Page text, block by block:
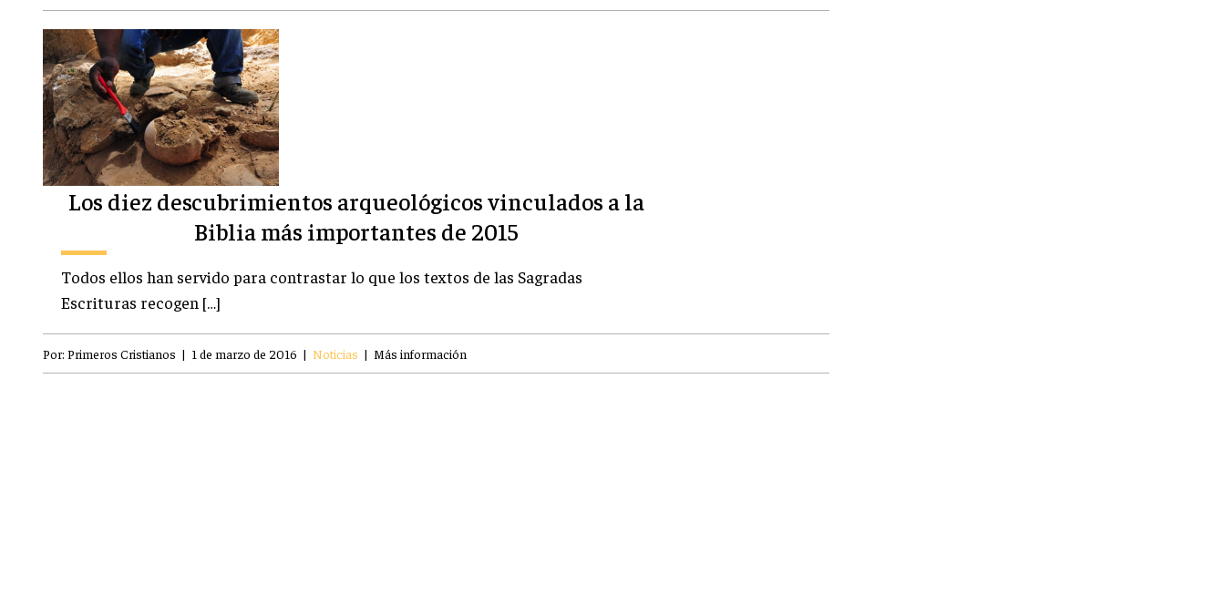
Los diez descubrimientos arqueológicos vinculados a la
Biblia más importantes de 2015
Todos ellos han servido para contrastar lo que los textos de las Sagradas
Escrituras recogen […]
Por: Primeros Cristianos | 1 de marzo de 2016 | Noticias | Más información